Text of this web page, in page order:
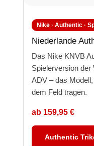
Nike · Authentic ·
Niederlande
Das Nike KNVB
Spielerversion
ADV – das
dem Feld tragen.
ab 159,95 €
Authentic